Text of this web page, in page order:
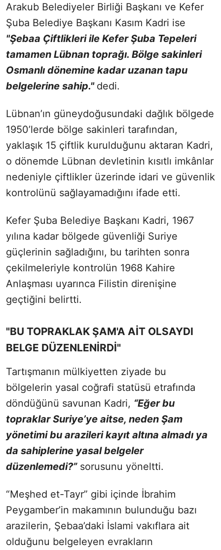
Arakub Belediyeler Birliği Başkanı ve Kefer
Şuba Belediye Başkanı Kasım Kadri ise
"Şebaa Çiftlikleri ile Kefer Şuba Tepeleri
tamamen Lübnan toprağı. Bölge sakinleri
Osmanlı dönemine kadar uzanan tapu
belgelerine sahip." dedi.
Lübnan’ın güneydoğusundaki dağlık bölgede
1950’lerde bölge sakinleri tarafından,
yaklaşık 15 çiftlik kurulduğunu aktaran Kadri,
o dönemde Lübnan devletinin kısıtlı imkânlar
nedeniyle çiftlikler üzerinde idari ve güvenlik
kontrolünü sağlayamadığını ifade etti.
Kefer Şuba Belediye Başkanı Kadri, 1967
yılına kadar bölgede güvenliği Suriye
güçlerinin sağladığını, bu tarihten sonra
çekilmeleriyle kontrolün 1968 Kahire
Anlaşması uyarınca Filistin direnişine
geçtiğini belirtti.
"BU TOPRAKLAK ŞAM'A AİT OLSAYDI
BELGE DÜZENLENİRDİ"
Tartışmanın mülkiyetten ziyade bu
bölgelerin yasal coğrafi statüsü etrafında
döndüğünü savunan Kadri, “Eğer bu
topraklar Suriye’ye aitse, neden Şam
yönetimi bu arazileri kayıt altına almadı ya
da sahiplerine yasal belgeler
düzenlemedi?”sorusunu yöneltti.
“Meşhed et-Tayr” gibi içinde İbrahim
Peygamber’in makamının bulunduğu bazı
arazilerin, Şebaa’daki İslami vakıflara ait
olduğunu belgeleyen evrakların